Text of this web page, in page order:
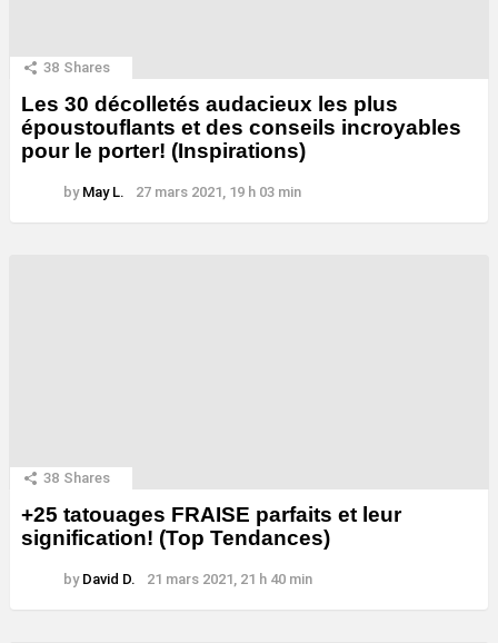
38 Shares
Les 30 décolletés audacieux les plus
époustouflants et des conseils incroyables
pour le porter! (Inspirations)
by May L. 27 mars 2021, 19 h 03 min
38 Shares
+25 tatouages ​​FRAISE parfaits et leur
signification! (Top Tendances)
by David D. 21 mars 2021, 21 h 40 min